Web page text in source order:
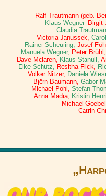
Ralf Trautmann (geb.
Klaus Wegner, Birgit
Claudia
Victoria Janussek,
Rainer Scheuring, Josef
Manuela Wegner, Peter Brühl,
Dave Mclaren, Klaus Stanull,
Elke Schütz, Rositha Flick,
Volker Nitzer, Daniela
Björn Baumann, Gabor
Michael Pohl, Stefan
Anna Madra, Kristin
Michael
Catrin